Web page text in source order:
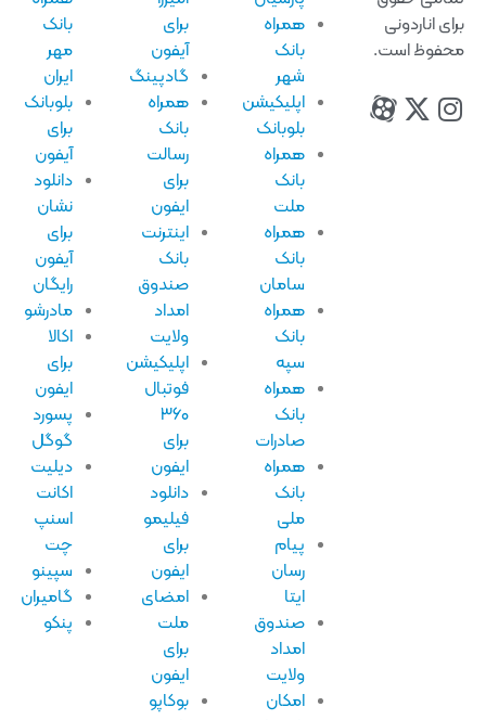
اناردونی
است.
همراه
اپلیکیشن
بلوبانک
همراه
همراه
سامان
همراه
همراه
صادرات
همراه
پیام
رسان
صندوق
امداد
ولایت
امکان
آیفون
گادپینگ
همراه
رسالت
ایفون
اینترنت
صندوق
امداد
ولایت
اپلیکیشن
فوتبال
ایفون
دانلود
فیلیمو
ایفون
امضای
ایفون
بوکاپو
بلوبانک
آیفون
دانلود
نشان
آیفون
رایگان
مادرشو
اکالا
ایفون
پسورد
گوگل
دیلیت
اکانت
اسنپ
سپینو
گامیران
پنکو